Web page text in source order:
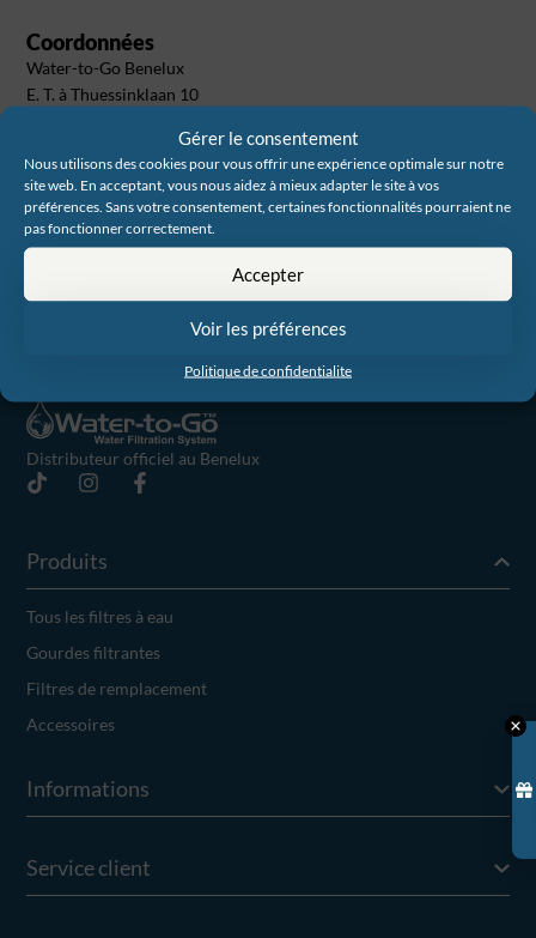
Gérer le consentement
Nous utilisons des cookies pour vous offrir une expérience optimale sur notre
site web. En acceptant, vous nous aidez à mieux adapter le site à vos
préférences. Sans votre consentement, certaines fonctionnalités pourraient ne
pas fonctionner correctement.
Accepter
Voir les préférences
Politique de confidentialite
Coordonnées
Water-to-Go Benelux
E. T. à Thuessinklaan 10
KVK: 96101008
BTW: NL867469584B01
Distributeur officiel au Benelux
Produits
Tous les filtres à eau
Gourdes filtrantes
Filtres de remplacement
Accessoires
Informations
Service client